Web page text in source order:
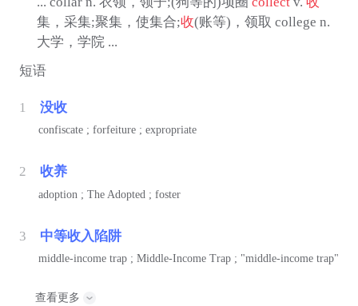
集，采集;聚集，使集合;收(账等)，领取 college n.
大学，学院 ...
短语
1 没收
confiscate ; forfeiture ; expropriate
2 收养
adoption ; The Adopted ; foster
3 中等收入陷阱
middle-income trap ; Middle-Income Trap ; "middle-income trap"
查看更多